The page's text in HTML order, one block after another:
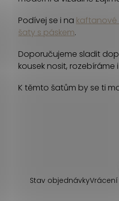
a
c
í
p
r
Podívej se i na kaftanové
šaty s páskem.
Doporučujeme sladit
kousek nosit, rozebíráme
K těmto šatům by se ti
Stav objednávky